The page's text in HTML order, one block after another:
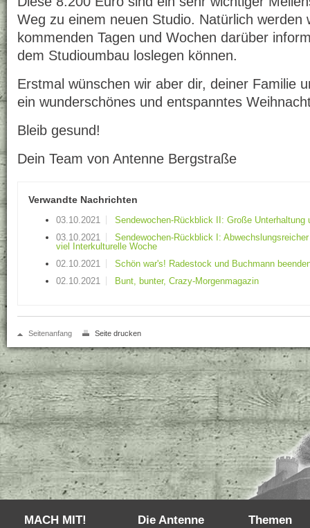
Weg zu einem neuen Studio. Natürlich werden
kommenden Tagen und Wochen darüber
dem Studioumbau loslegen können.
Erstmal wünschen wir aber dir, deiner Familie
ein wunderschönes und entspanntes
Bleib gesund!
Dein Team von Antenne Bergstraße
Verwandte Nachrichten
03.10.2021
Sendewochen-Rückblick II: Große Unterhaltung
03.10.2021
Sendewochen-Rückblick I:
viel Interkulturelle Woche
02.10.2021
Schön war's! Radestock und Buchmann
02.10.2021
Bunt, bunter, Crazy-Morgenmagazin
Seitenanfang Seite drucken
MACH MIT! Die Antenne Themen